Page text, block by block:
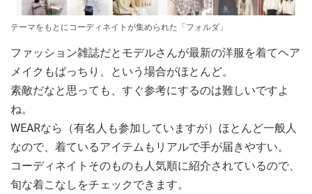
テーマをもとにコーディネイトが集められた「フォルダ」
ファッション雑誌だとモデルさんが最新の洋服を着てヘア
メイクもばっちり、という場合がほとんど。
素敵だなと思っても、すぐ参考にするのは難しいですよ
ね。
WEARなら（有名人も参加していますが）ほとんど一般人
なので、着ているアイテムもリアルで手が届きやすい。
コーディネイトそのものも人気順に紹介されているので、
旬な着こなしをチェックできます。